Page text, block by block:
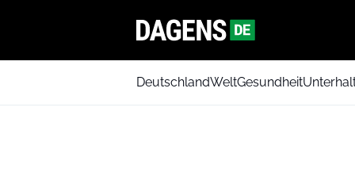
DeutschlandWeltGesundheit